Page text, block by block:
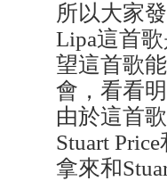
所以大家
Lipa這首
望這首歌
會，看看
由於這首
Stuart
拿來和